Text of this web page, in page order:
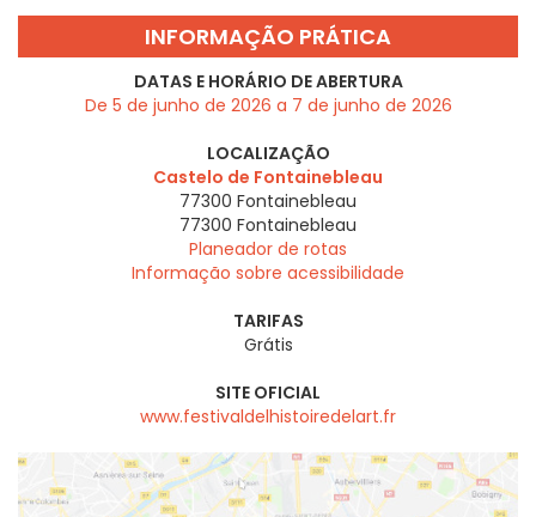
INFORMAÇÃO PRÁTICA
DATAS E HORÁRIO DE ABERTURA
De 5 de junho de 2026 a 7 de junho de 2026
LOCALIZAÇÃO
Castelo de Fontainebleau
77300 Fontainebleau
77300 Fontainebleau
Planeador de rotas
Informação sobre acessibilidade
TARIFAS
Grátis
SITE OFICIAL
www.festivaldelhistoiredelart.fr